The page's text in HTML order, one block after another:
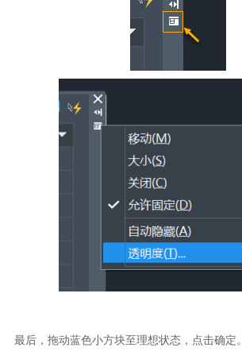
最后，拖动蓝色小方块至理想状态，点击确定。